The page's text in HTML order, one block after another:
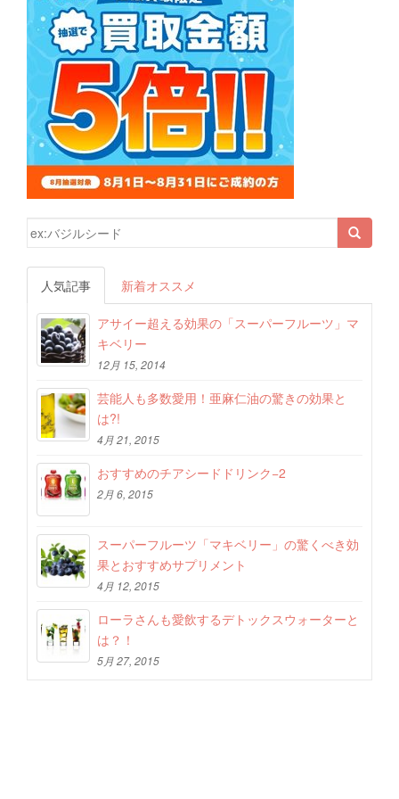
検索結果:
人気記事 新着オススメ
アサイー超える効果の「スーパーフルーツ」マ
キベリー
12月 15, 2014
芸能人も多数愛用！亜麻仁油の驚きの効果と
は?!
4月 21, 2015
おすすめのチアシードドリンク−2
2月 6, 2015
スーパーフルーツ「マキベリー」の驚くべき効
果とおすすめサプリメント
4月 12, 2015
ローラさんも愛飲するデトックスウォーターと
は？！
5月 27, 2015